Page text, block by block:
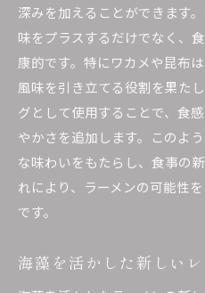
深みを加えることができます
味をプラスするだけでなく、
康的です。特にワカメや昆布
風味を引き立てる役割を果た
グとして使用することで、食
やかさを追加します。このよ
な味わいをもたらし、食事の
れにより、ラーメンの可能性
です。
海藻を活かした新しい